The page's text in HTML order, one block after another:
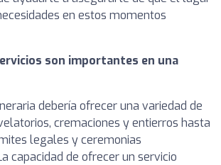
en estos momentos
son importantes en una
debería ofrecer una variedad de
cremaciones y entierros hasta
legales y ceremonias
capacidad de ofrecer un servicio